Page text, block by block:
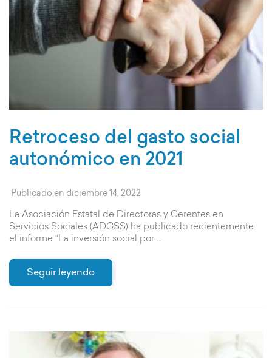
Retroceso del gasto social
autonómico en 2021
Publicado en diciembre 14, 2022
La Asociación Estatal de Directoras y Gerentes en
Servicios Sociales (ADGSS) ha publicado recientemente
el informe “La inversión social por …
Seguir leyendo